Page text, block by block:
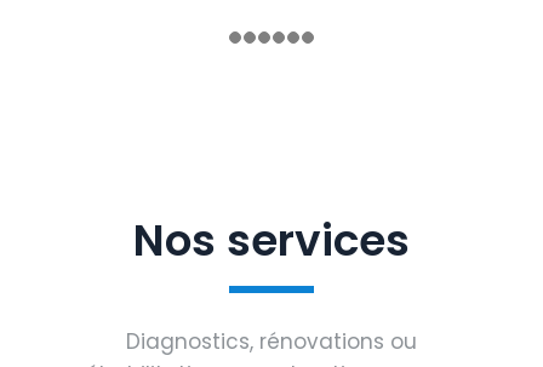
Nos services
Diagnostics, rénovations ou